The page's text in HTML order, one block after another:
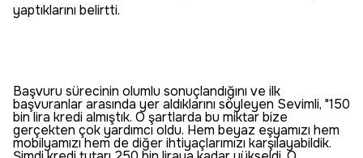
yaptıklarını belirtti.
Başvuru sürecinin olumlu sonuçlandığını ve ilk
başvuranlar arasında yer aldıklarını söyleyen Sevimli, "150
bin lira kredi almıştık. O şartlarda bu miktar bize
gerçekten çok yardımcı oldu. Hem beyaz eşyamızı hem
mobilyamızı hem de diğer ihtiyaçlarımızı karşılayabildik.